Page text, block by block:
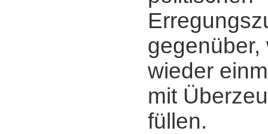
gegenüber,
wieder
mit
füllen.